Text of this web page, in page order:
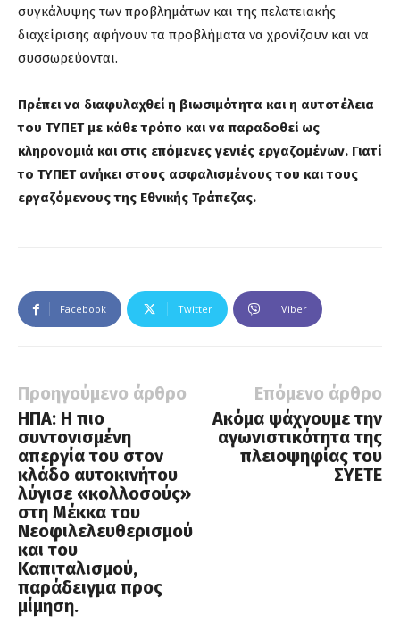
συγκάλυψης των προβλημάτων και της πελατειακής
διαχείρισης αφήνουν τα προβλήματα να χρονίζουν και να
συσσωρεύονται.
Πρέπει να διαφυλαχθεί η βιωσιμότητα και η αυτοτέλεια
του ΤΥΠΕΤ με κάθε τρόπο και να παραδοθεί ως
κληρονομιά και στις επόμενες γενιές εργαζομένων. Γιατί
το ΤΥΠΕΤ ανήκει στους ασφαλισμένους του και τους
εργαζόμενους της Εθνικής Τράπεζας.
Facebook Twitter Viber
Προηγούμενο άρθρο
ΗΠΑ: H πιο
συντονισμένη
απεργία του στον
κλάδο αυτοκινήτου
λύγισε «κολλοσούς»
στη Μέκκα του
Νεοφιλελευθερισμού
και του
Καπιταλισμού,
παράδειγμα προς
μίμηση.
Επόμενο άρθρο
Ακόμα ψάχνουμε την
αγωνιστικότητα της
πλειοψηφίας του
ΣΥΕΤΕ